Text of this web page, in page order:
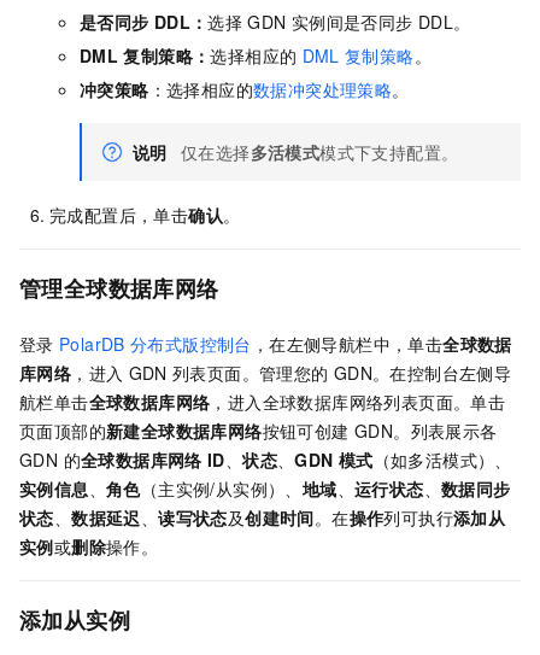
是否同步 DDL：选择 GDN 实例间是否同步 DDL。
DML 复制策略：选择相应的 DML 复制策略。
冲突策略 ：选择相应的数据冲突处理策略。
说明 仅在选择多活模式模式下支持配置。
完成配置后，单击确认。
管理全球数据库网络
登录 PolarDB 分布式版控制台 ，在左侧导航栏中，单击全球数据
库网络 ，进入 GDN 列表页面。管理您的 GDN。在控制台左侧导
航栏单击全球数据库网络 ，进入全球数据库网络列表页面。单击
页面顶部的新建全球数据库网络按钮可创建 GDN。列表展示各
GDN 的全球数据库网络 ID、状态、GDN 模式 （如多活模式）、
实例信息、角色（主实例/从实例）、 地域、运行状态、数据同步
状态、数据延迟、读写状态及创建时间。在操作列可执行添加从
实例或删除操作。
添加从实例